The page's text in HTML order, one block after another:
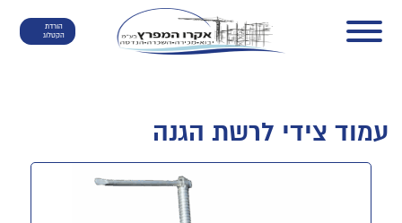
הורדת
הקטלוג
עמוד צידי לרשת הגנה